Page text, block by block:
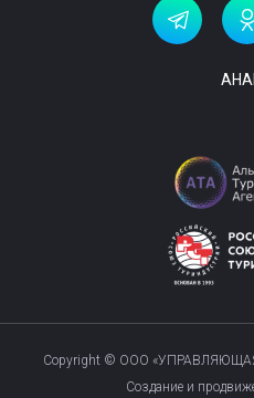
Copyright © ООО
Создание и